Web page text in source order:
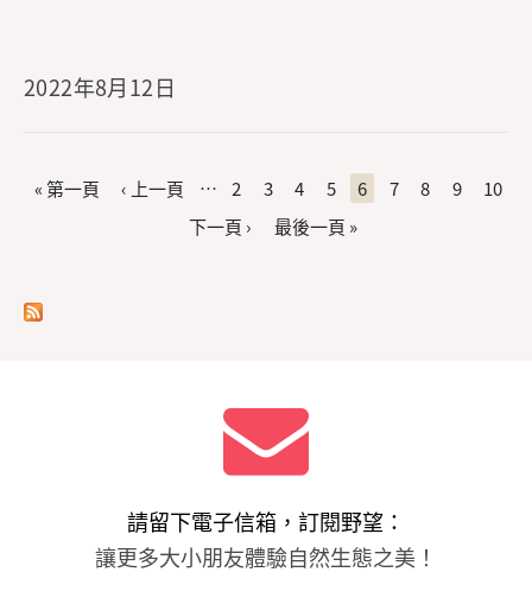
2022年8月12日
頁面
« 第一頁 ‹ 上一頁 … 2 3 4 5 6 7 8 9
10
下一頁 ›
最後一頁 »
請留下電子信箱，訂閱野望：
讓更多大小朋友體驗自然生態之美！